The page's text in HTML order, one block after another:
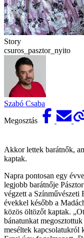
Story
csuros_pasztor_nyito
Szabó Csaba
Megosztás
Akkor lettek barátnők,
kaptak.
Napra pontosan egy
legjobb barátnője
végzett a Színművészeti
évekkel később a
közös öltözőt kaptak.
bánatunkat
meséltek kapcsolatukról